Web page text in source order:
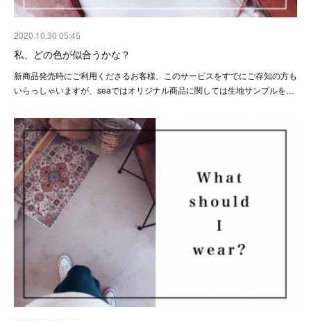
2020.10.30 05:45
私、どの色が似合うかな？
新商品発売時にご利用くださるお客様、このサービスをすでにご存知の方も
いらっしゃいますが、seaではオリジナル商品に関しては生地サンプルを…